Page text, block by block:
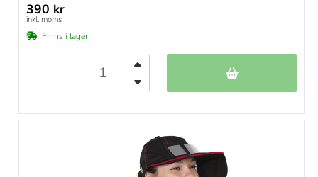
390 kr
inkl. moms
Finns i lager